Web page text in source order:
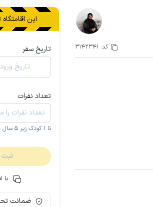
کد: 3142341
این اقامتگاه
تاریخ سفر
تاریخ ورود
تعداد نفرات
تا 1 کودک زیر 5 سال در صورتحساب لحاظ نمی گردد.
با
ضمانت